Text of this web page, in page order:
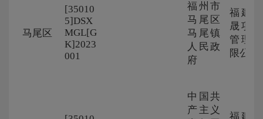
马尾区
[35010
5]DSX
MGL[G
K]2023
001
福州市
马尾区
马尾镇
人民政
府
福建德
晟项目
管理有
限公司
中国共
产主义
福建广